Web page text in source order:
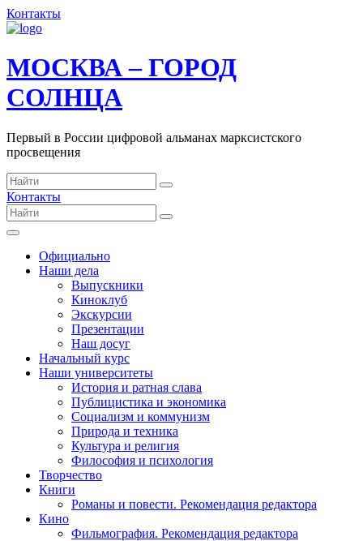
Контакты
МОСКВА – ГОРОД
СОЛНЦА
Первый в России цифровой альманах марксистского
просвещения
Контакты
Официально
Наши дела
Выпускники
Киноклуб
Экскурсии
Презентации
Наш досуг
Начальный курс
Наши университеты
История и ратная слава
Публицистика и экономика
Социализм и коммунизм
Природа и техника
Культура и религия
Философия и психология
Творчество
Книги
Романы и повести. Рекомендация редактора
Кино
Фильмография. Рекомендация редактора